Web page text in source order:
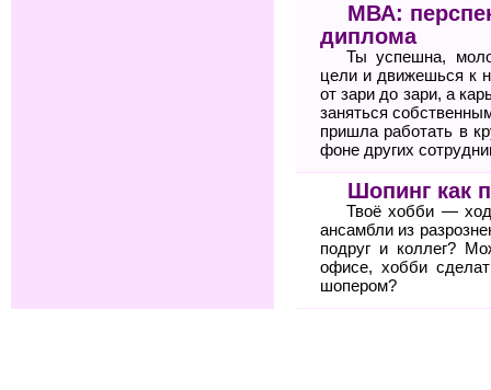
МВА:
диплома
Ты успешна,
цели и движешься к
от зари до зари, а
заняться
пришла работать в
фоне других
Шопинг как
Твоё хобби —
ансамбли из
подруг и коллег?
офисе, хобби
шопером?